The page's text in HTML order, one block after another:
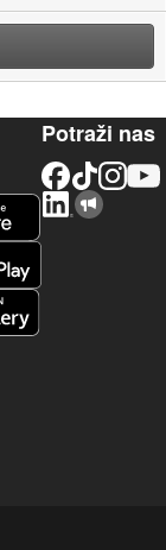
Potraži nas